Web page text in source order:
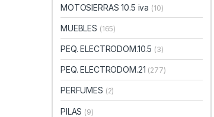
MOTOSIERRAS 10.5 iva (10)
MUEBLES (165)
PEQ. ELECTRODOM.10.5 (3)
PEQ. ELECTRODOM.21 (277)
PERFUMES (2)
PILAS (9)